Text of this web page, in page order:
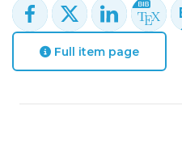
Full item page